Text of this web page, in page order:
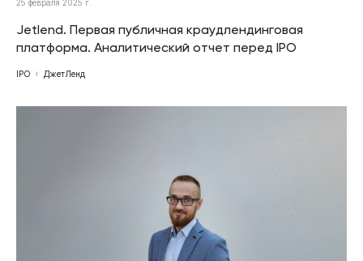
25 февраля 2025 г.
Jetlend. Первая публичная краудлендинговая
платформа. Аналитический отчет перед IPO
IPO ДжетЛенд